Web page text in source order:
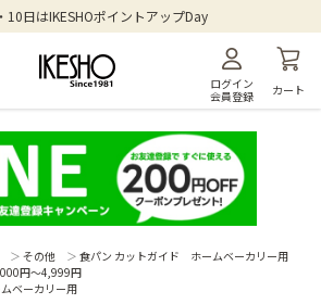
10日はIKESHOポイントアップDay
ログイン
会員登録
カート
＞ その他 ＞ 食パン カットガイド ホームベーカリー用
円～4,999円
ベーカリー用